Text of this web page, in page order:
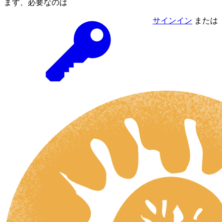
まず、必要なのは
サインイン または